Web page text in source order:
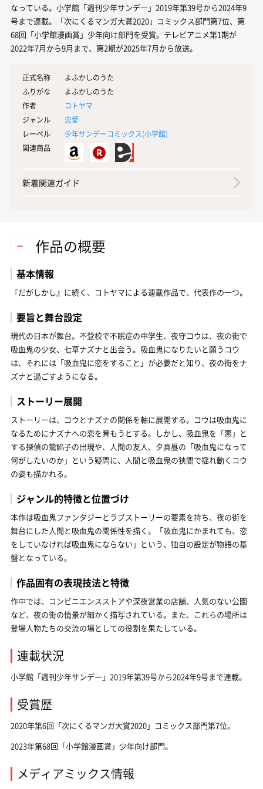
なっている。小学館「週刊少年サンデー」2019年第39号から2024年9
号まで連載。「次にくるマンガ大賞2020」コミックス部門第7位、第
68回「小学館漫画賞」少年向け部門を受賞。テレビアニメ第1期が
2022年7月から9月まで、第2期が2025年7月から放送。
正式名称
よふかしのうた
ふりがな
よふかしのうた
作者
コトヤマ
ジャンル
恋愛
レーベル
少年サンデーコミックス(小学館)
関連商品
新着関連ガイド
作品の概要
基本情報
『だがしかし』に続く、コトヤマによる連載作品で、代表作の一つ。
要旨と舞台設定
現代の日本が舞台。不登校で不眠症の中学生、夜守コウは、夜の街で
吸血鬼の少女、七草ナズナと出会う。吸血鬼になりたいと願うコウ
は、それには「吸血鬼に恋をすること」が必要だと知り、夜の街をナ
ズナと過ごすようになる。
ストーリー展開
ストーリーは、コウとナズナの関係を軸に展開する。コウは吸血鬼に
なるためにナズナへの恋を育もうとする。しかし、吸血鬼を「悪」と
する探偵の鶯餡子の出現や、人間の友人、夕真昼の「吸血鬼になって
何がしたいのか」という疑問に、人間と吸血鬼の狭間で揺れ動くコウ
の姿も描かれる。
ジャンル的特徴と位置づけ
本作は吸血鬼ファンタジーとラブストーリーの要素を持ち、夜の街を
舞台にした人間と吸血鬼の関係性を描く。「吸血鬼にかまれても、恋
をしていなければ吸血鬼にならない」という、独自の設定が物語の基
盤となっている。
作品固有の表現技法と特徴
作中では、コンビニエンスストアや深夜営業の店舗、人気のない公園
など、夜の街の情景が細かく描写されている。また、これらの場所は
登場人物たちの交流の場としての役割を果たしている。
連載状況
小学館「週刊少年サンデー」2019年第39号から2024年9号まで連載。
受賞歴
2020年第6回「次にくるマンガ大賞2020」コミックス部門第7位。
2023年第68回「小学館漫画賞」少年向け部門。
メディアミックス情報